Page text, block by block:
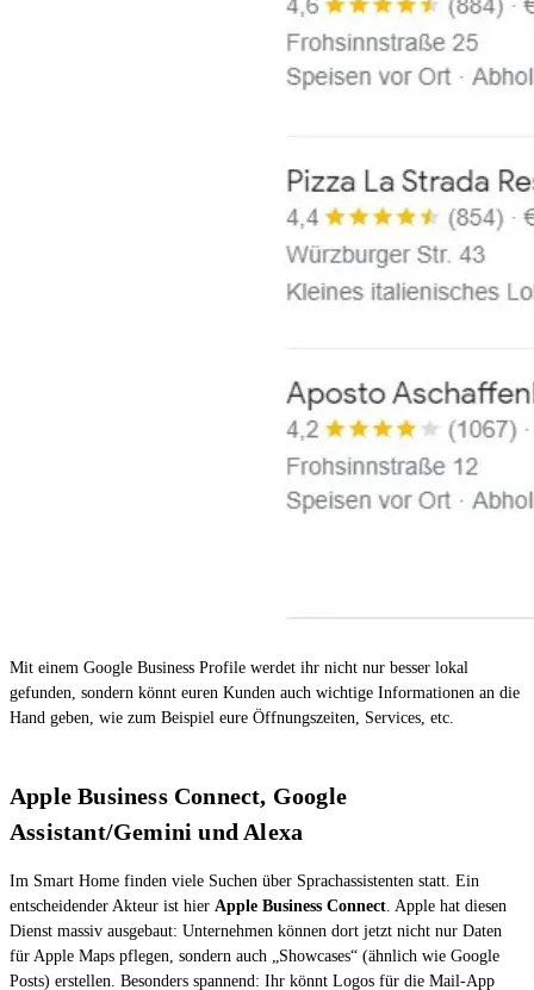
Mit einem Google Business Profile werdet ihr nicht nur besser lokal
gefunden, sondern könnt euren Kunden auch wichtige Informationen an die
Hand geben, wie zum Beispiel eure Öffnungszeiten, Services, etc.
Apple Business Connect, Google
Assistant/Gemini und Alexa
Im Smart Home finden viele Suchen über Sprachassistenten statt. Ein
entscheidender Akteur ist hier Apple Business Connect . Apple hat diesen
Dienst massiv ausgebaut: Unternehmen können dort jetzt nicht nur Daten
für Apple Maps pflegen, sondern auch „Showcases“ (ähnlich wie Google
Posts) erstellen. Besonders spannend: Ihr könnt Logos für die Mail-App